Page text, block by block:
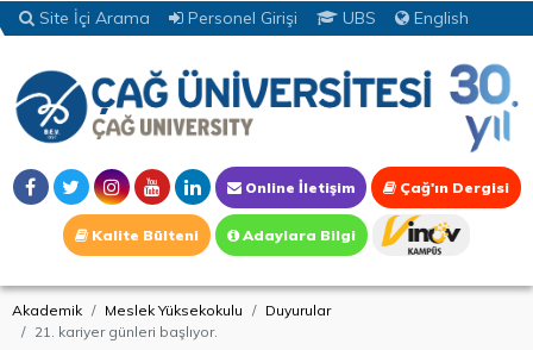
Site İçi Arama Personel Girişi UBS English
Online İletişim Çağ'ın Dergisi
Kalite Bülteni Adaylara Bilgi
Akademik Meslek Yüksekokulu
Duyurular
21. kariyer günleri başlıyor.